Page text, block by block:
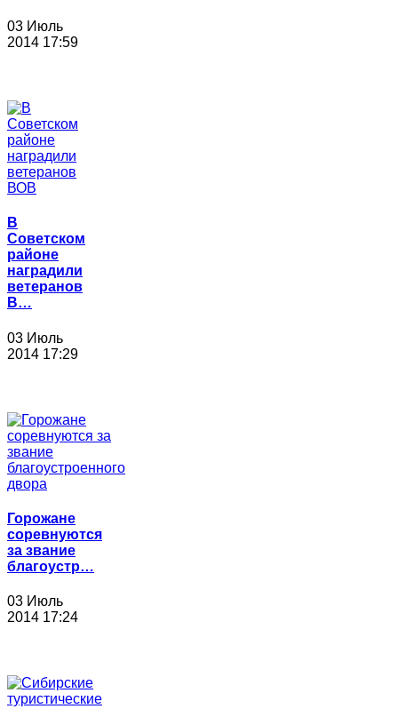
03 Июль
2014 17:59
В
Советском
районе
наградили
ветеранов
В…
03 Июль
2014 17:29
Горожане
соревнуются
за звание
благоустр…
03 Июль
2014 17:24